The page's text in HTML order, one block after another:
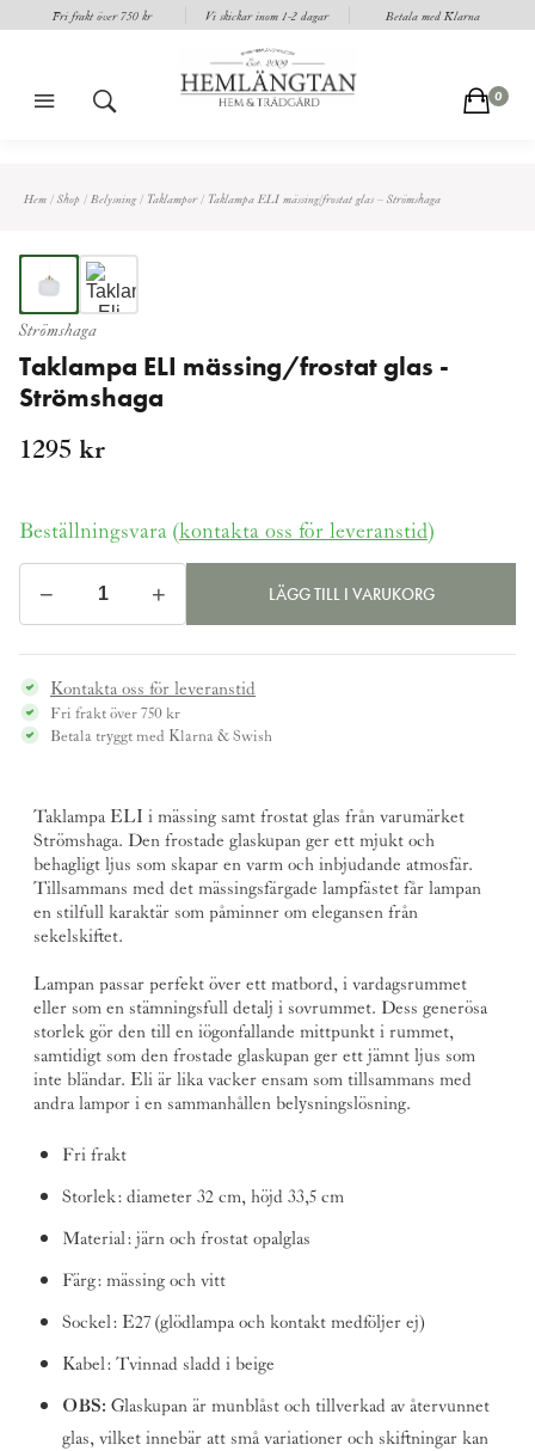
Fri frakt över 750 kr Vi skickar inom 1-2 dagar Betala med Klarna
m s c 0
Hem / Shop / Belysning/ Taklampor/ Taklampa ELI mässing/frostat glas – Strömshaga
Strömshaga
Taklampa ELI mässing/frostat glas -
Strömshaga
1295 kr
Beställningsvara (kontakta oss för leveranstid)
Taklampa
ELI
mässing/frostat
glas
-
Strömshaga
− + LÄGG TILL I VARUKORG
Kontakta oss för leveranstid
Fri frakt över 750 kr
Betala tryggt med Klarna & Swish
Taklampa ELI i mässing samt frostat glas från varumärket
Strömshaga. Den frostade glaskupan ger ett mjukt och
behagligt ljus som skapar en varm och inbjudande atmosfär.
Tillsammans med det mässingsfärgade lampfästet får lampan
en stilfull karaktär som påminner om elegansen från
sekelskiftet.
Lampan passar perfekt över ett matbord, i vardagsrummet
eller som en stämningsfull detalj i sovrummet. Dess generösa
storlek gör den till en iögonfallande mittpunkt i rummet,
samtidigt som den frostade glaskupan ger ett jämnt ljus som
inte bländar. Eli är lika vacker ensam som tillsammans med
andra lampor i en sammanhållen belysningslösning.
Fri frakt
Storlek: diameter 32 cm, höjd 33,5 cm
Material: järn och frostat opalglas
Färg: mässing och vitt
Sockel: E27 (glödlampa och kontakt medföljer ej)
Kabel: Tvinnad sladd i beige
OBS: Glaskupan är munblåst och tillverkad av återvunnet
glas, vilket innebär att små variationer och skiftningar kan